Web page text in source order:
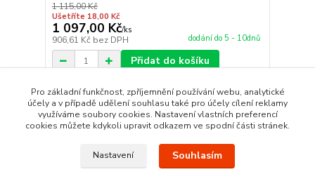
1 115,00 Kč
Ušetříte 18,00 Kč
1 097,00 Kč/ks
906,61 Kč bez DPH dodání do 5 - 10dnů
Přidat do košíku
strana z 1
Pro základní funkčnost, zpříjemnění používání webu, analytické
účely a v případě udělení souhlasu také pro účely cílení reklamy
využíváme soubory cookies. Nastavení vlastních preferencí
cookies můžete kdykoli upravit odkazem ve spodní části stránek.
Nastavení Souhlasím